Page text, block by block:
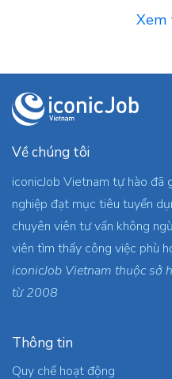
Xem
Về chúng tôi
iconicJob Vietnam tự hào đã
nghiệp đạt mục tiêu tuyển
chuyên viên tư vấn không
viên tìm thấy công việc phù
iconicJob Vietnam thuộc sở
từ 2008
Thông tin
Quy chế hoạt động